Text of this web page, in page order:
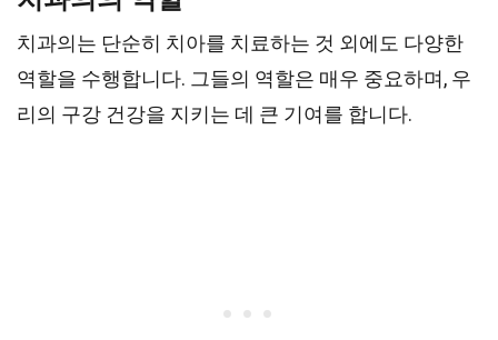
치과의는 단순히 치아를 치료하는 것 외에도 다양한
역할을 수행합니다. 그들의 역할은 매우 중요하며, 우
리의 구강 건강을 지키는 데 큰 기여를 합니다.